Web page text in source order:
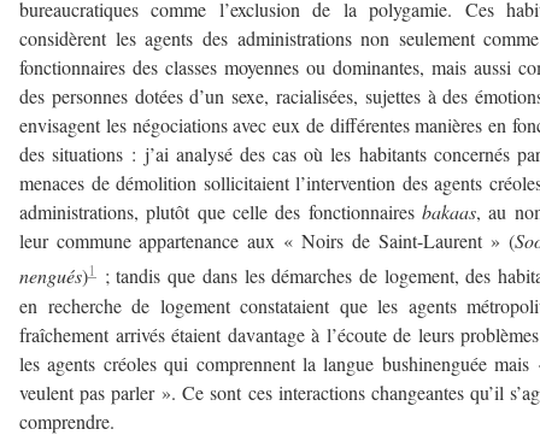
bureaucratiques comme l’exclusion de la polygamie. Ces
considèrent les agents des administrations non seulement
fonctionnaires des classes moyennes ou dominantes, mais aussi
des personnes dotées d’un sexe, racialisées, sujettes à des
envisagent les négociations avec eux de différentes manières en
des situations : j’ai analysé des cas où les habitants concernés
menaces de démolition sollicitaient l’intervention des agents
administrations, plutôt que celle des fonctionnaires bakaas, au
leur commune appartenance aux « Noirs de Saint-Laurent » (
nengués)1 ; tandis que dans les démarches de logement, des
en recherche de logement constataient que les agents
fraîchement arrivés étaient davantage à l’écoute de leurs
les agents créoles qui comprennent la langue bushinenguée mais
veulent pas parler ». Ce sont ces interactions changeantes qu’il
comprendre.